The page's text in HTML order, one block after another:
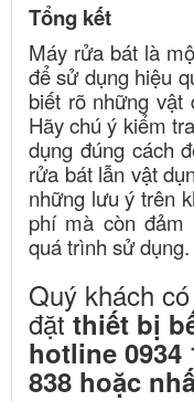
Tổng kết
Máy rửa bát là
để sử dụng hiệu
biết rõ những vật
Hãy chú ý kiểm
dụng đúng cách
rửa bát lẫn vật
những lưu ý trên
phí mà còn đảm
quá trình sử dụng.
Quý khách
đặtthiết bị
hotline 0934
838 hoặc